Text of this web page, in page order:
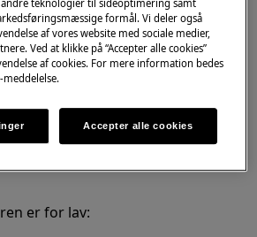
midt i køleskabet natten
i vandet næste dag
er for lav:
teknologier til sideoptimering samt
formål. Vi deler også
af vores website med sociale medier,
Ved at klikke på “Accepter alle cookies”
af cookies. For mere information bedes
meddelelse.
Accepter alle cookies